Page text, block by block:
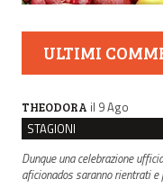
ULTIMI
THEODORA il 9 Ago
STAGIONI
Dunque una celebrazione
aficionados saranno rientrati